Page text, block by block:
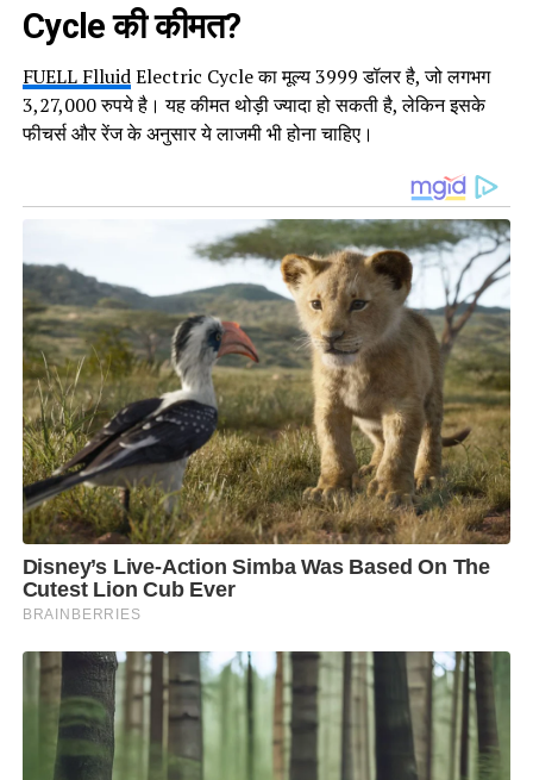
Cycleकी कीमत?
FUELL FlluidElectric Cycle का मूल्य 3999 डॉलर है, जो लगभग
3,27,000 रुपये है। यह कीमत थोड़ी ज्यादा हो सकती है, लेकिन इसके
फीचर्स और रेंज के अनुसार ये लाजमी भी होना चाहिए।